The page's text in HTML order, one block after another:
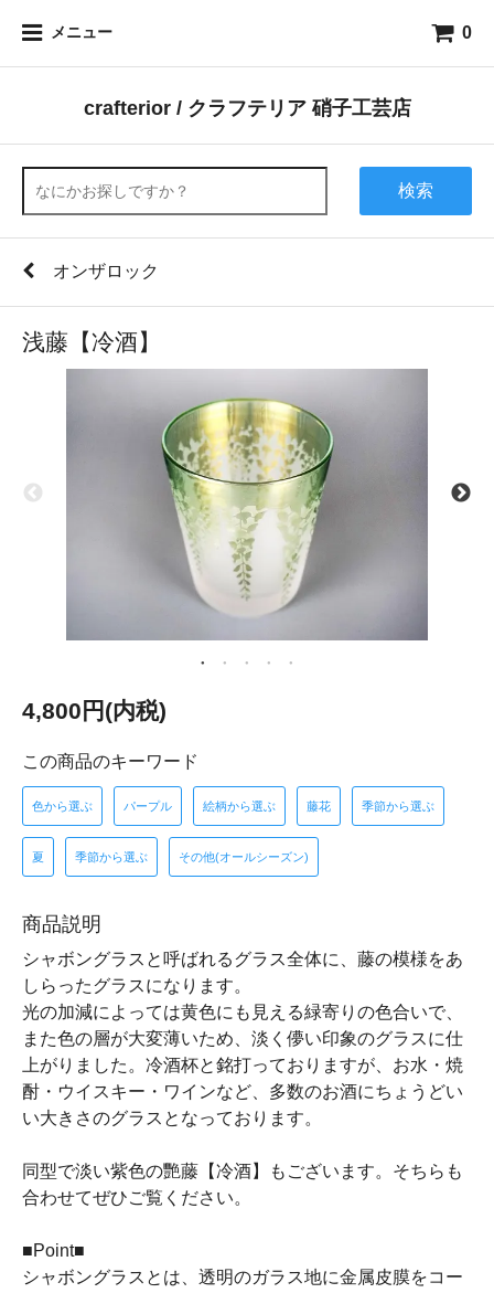
メニュー 0
crafterior / クラフテリア 硝子工芸店
検索
オンザロック
浅藤【冷酒】
4,800円(内税)
この商品のキーワード
色から選ぶ パープル 絵柄から選ぶ 藤花 季節から選ぶ
夏 季節から選ぶ その他(オールシーズン)
商品説明
シャボングラスと呼ばれるグラス全体に、藤の模様をあ
しらったグラスになります。
光の加減によっては黄色にも見える緑寄りの色合いで、
また色の層が大変薄いため、淡く儚い印象のグラスに仕
上がりました。冷酒杯と銘打っておりますが、お水・焼
酎・ウイスキー・ワインなど、多数のお酒にちょうどい
い大きさのグラスとなっております。
同型で淡い紫色の艷藤【冷酒】もございます。そちらも
合わせてぜひご覧ください。
■Point■
シャボングラスとは、透明のガラス地に金属皮膜をコー